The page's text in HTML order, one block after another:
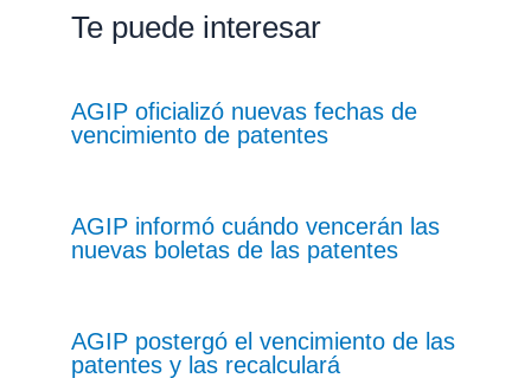
Te puede interesar
AGIP oficializó nuevas fechas de
vencimiento de patentes
AGIP informó cuándo vencerán las
nuevas boletas de las patentes
AGIP postergó el vencimiento de las
patentes y las recalculará